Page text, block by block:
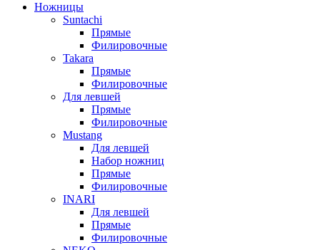
Ножницы
Suntachi
Прямые
Филировочные
Takara
Прямые
Филировочные
Для левшей
Прямые
Филировочные
Mustang
Для левшей
Набор ножниц
Прямые
Филировочные
INARI
Для левшей
Прямые
Филировочные